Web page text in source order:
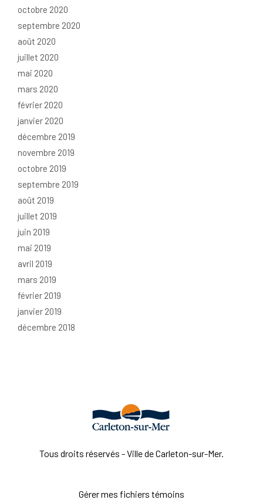
octobre 2020
septembre 2020
août 2020
juillet 2020
mai 2020
mars 2020
février 2020
janvier 2020
décembre 2019
novembre 2019
octobre 2019
septembre 2019
août 2019
juillet 2019
juin 2019
mai 2019
avril 2019
mars 2019
février 2019
janvier 2019
décembre 2018
Tous droits réservés - Ville de Carleton-sur-Mer.
Gérer mes fichiers témoins